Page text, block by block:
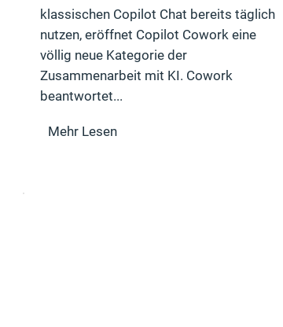
klassischen Copilot Chat bereits täglich
nutzen, eröffnet Copilot Cowork eine
völlig neue Kategorie der
Zusammenarbeit mit KI. Cowork
beantwortet...
Mehr Lesen